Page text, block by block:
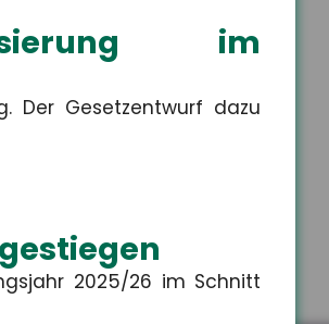
im
Der Gesetzentwurf dazu
2025/26 im Schnitt
Versicherungsschutz.